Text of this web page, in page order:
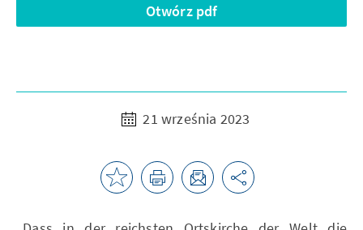
Otwórz pdf
21 września 2023